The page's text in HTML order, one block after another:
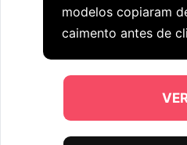
modelos copiaram
caimento antes de